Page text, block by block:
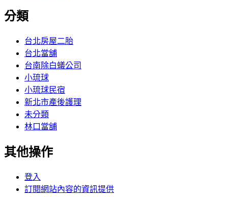
分類
台北房屋二胎
台北當舖
台南除白蟻公司
小琉球
小琉球民宿
新北市產後護理
未分類
林口當舖
其他操作
登入
訂閱網站內容的資訊提供